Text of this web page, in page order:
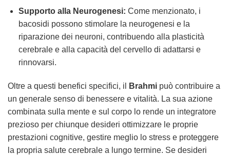
Supporto alla Neurogenesi: Come menzionato, i
bacosidi possono stimolare la neurogenesi e la
riparazione dei neuroni, contribuendo alla plasticità
cerebrale e alla capacità del cervello di adattarsi e
rinnovarsi.
Oltre a questi benefici specifici, il Brahmi può contribuire a
un generale senso di benessere e vitalità. La sua azione
combinata sulla mente e sul corpo lo rende un integratore
prezioso per chiunque desideri ottimizzare le proprie
prestazioni cognitive, gestire meglio lo stress e proteggere
la propria salute cerebrale a lungo termine. Se desideri